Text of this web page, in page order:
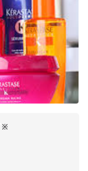
※